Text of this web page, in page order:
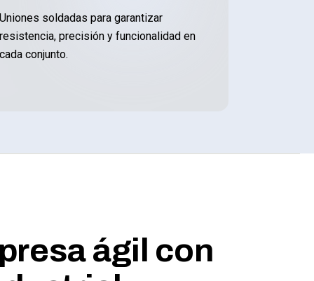
Uniones soldadas para garantizar
resistencia, precisión y funcionalidad en
cada conjunto.
ágil con